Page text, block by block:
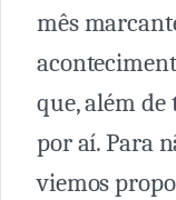
mês
que, além de
por aí. Para
viemos